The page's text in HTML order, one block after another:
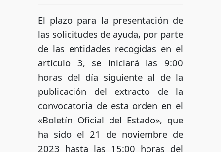
El plazo para la presentación de
las solicitudes de ayuda, por parte
de las entidades recogidas en el
artículo 3, se iniciará las 9:00
horas del día siguiente al de la
publicación del extracto de la
convocatoria de esta orden en el
«Boletín Oficial del Estado», que
ha sido el 21 de noviembre de
2023 hasta las 15:00 horas del